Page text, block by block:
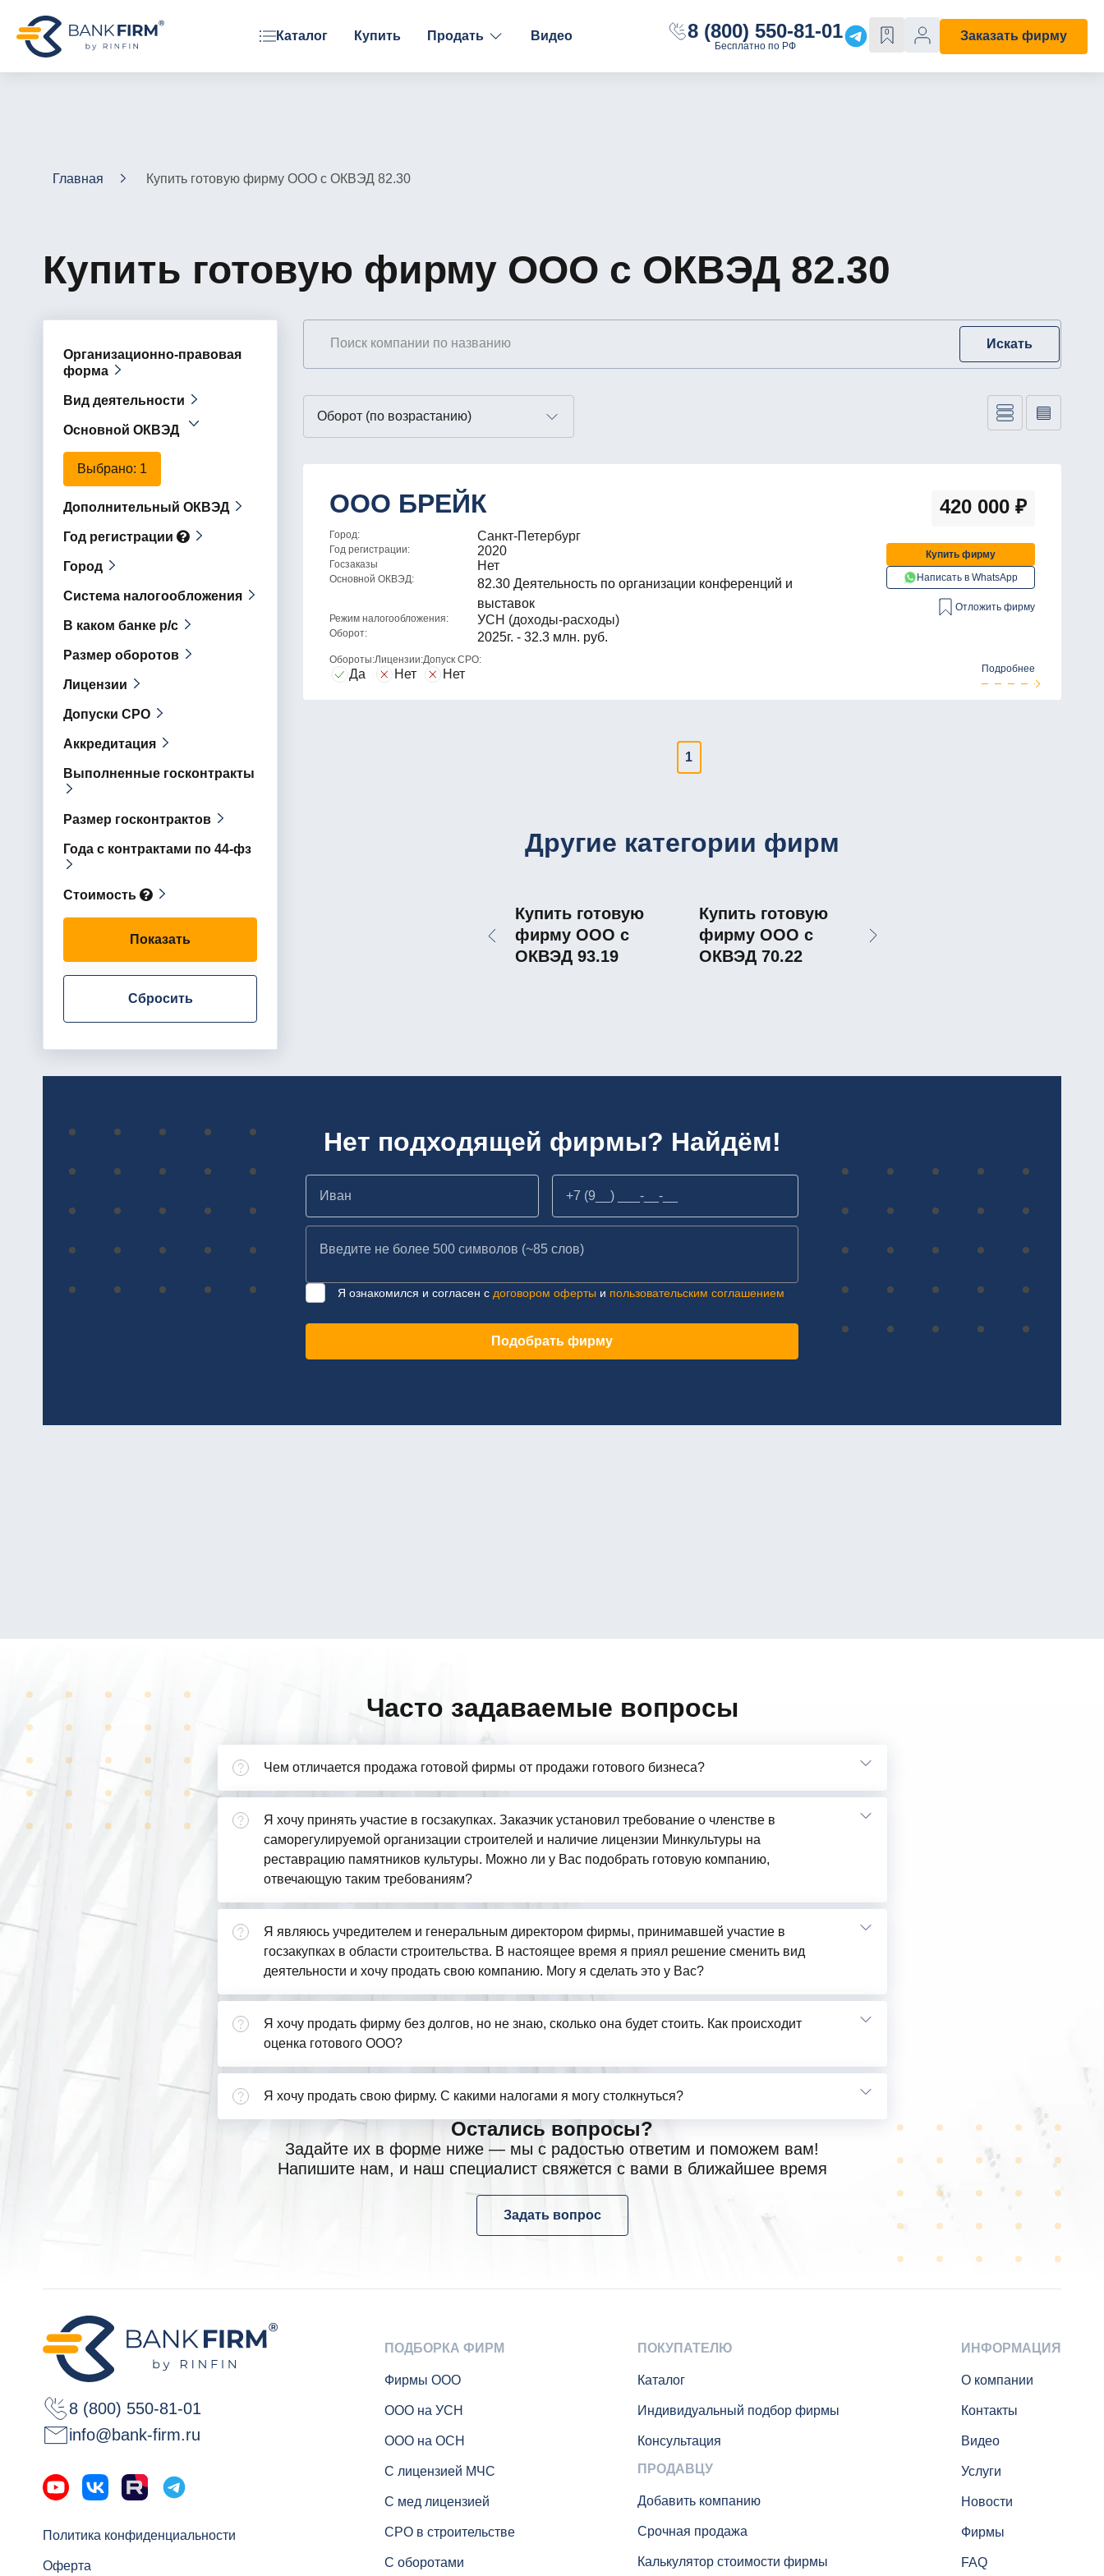
Каталог Купить Продать
ЗАО
С расчётным счётом
Видео 8 (800) 550-81-01
Бесплатно по РФ
0 Заказать фирму
Главная Купить готовую фирму ООО с ОКВЭД 82.30
Купить готовую фирму ООО с ОКВЭД 82.30
Организационно-правовая
форма
Вид деятельности
Основной ОКВЭД
Выбрано: 1
Дополнительный ОКВЭД
Год регистрации
Город
Система налогообложения
В каком банке р/с
Размер оборотов
Лицензии
Допуски СРО
Аккредитация
Выполненные госконтракты
Размер госконтрактов
Года с контрактами по 44-фз
Стоимость
Показать
Сбросить
Искать
ООО БРЕЙК 420 000 ₽
Город: Санкт-Петербург
Год регистрации: 2020
Госзаказы Нет
Основной ОКВЭД:
82.30 Деятельность по организации конференций и
выставок
Режим налогообложения: УСН (доходы-расходы)
Оборот: 2025г. - 32.3 млн. руб.
Обороты:
Да
Лицензии:
Нет
Допуск СРО:
Нет
Купить фирму
Написать в WhatsApp
Отложить фирму
Подробнее
1
Другие категории фирм
Купить готовую
фирму ООО с
ОКВЭД 93.19
Купить готовую
фирму ООО с
ОКВЭД 70.22
Нет подходящей фирмы? Найдём!
Я ознакомился и согласен с договором оферты и пользовательским соглашением
Подобрать фирму
Часто задаваемые вопросы
Чем отличается продажа готовой фирмы от продажи готового бизнеса?
Я хочу принять участие в госзакупках. Заказчик установил требование о членстве в
саморегулируемой организации строителей и наличие лицензии Минкультуры на
реставрацию памятников культуры. Можно ли у Вас подобрать готовую компанию,
отвечающую таким требованиям?
Я являюсь учредителем и генеральным директором фирмы, принимавшей участие в
госзакупках в области строительства. В настоящее время я приял решение сменить вид
деятельности и хочу продать свою компанию. Могу я сделать это у Вас?
Я хочу продать фирму без долгов, но не знаю, сколько она будет стоить. Как происходит
оценка готового ООО?
Я хочу продать свою фирму. С какими налогами я могу столкнуться?
Остались вопросы?
Задайте их в форме ниже — мы с радостью ответим и поможем вам!
Напишите нам, и наш специалист свяжется с вами в ближайшее время
Задать вопрос
8 (800) 550-81-01
info@bank-firm.ru
Политика конфиденциальности
Оферта
ПОДБОРКА ФИРМ
Фирмы ООО
ООО на УСН
ООО на ОСН
С лицензией МЧС
С мед лицензией
СРО в строительстве
С оборотами
ПОКУПАТЕЛЮ
Каталог
Индивидуальный подбор фирмы
Консультация
ПРОДАВЦУ
Добавить компанию
Срочная продажа
Калькулятор стоимости фирмы
ИНФОРМАЦИЯ
О компании
Контакты
Видео
Услуги
Новости
Фирмы
FAQ